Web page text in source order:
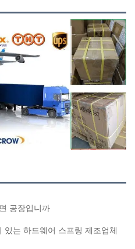
공장입니까
는 하드웨어 스프링 제조업체